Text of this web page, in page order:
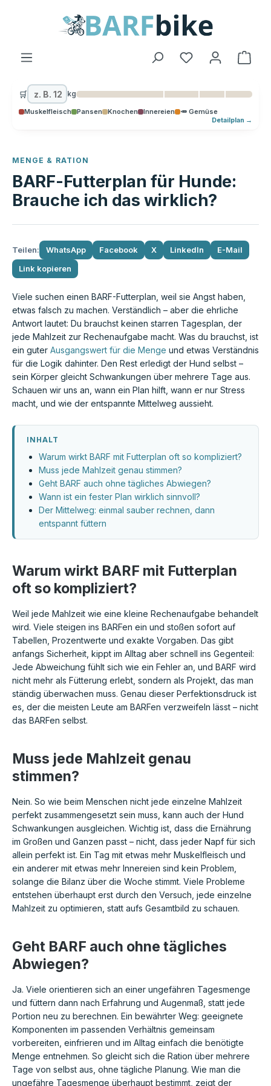
🛒 kg
Muskelfleisch Pansen Knochen Innereien 🥕 Gemüse
Detailplan →
MENGE & RATION
BARF-Futterplan für Hunde:
Brauche ich das wirklich?
Teilen: WhatsApp Facebook X LinkedIn
E-Mail
Link kopieren
Viele suchen einen BARF-Futterplan, weil sie Angst haben,
etwas falsch zu machen. Verständlich – aber die ehrliche
Antwort lautet: Du brauchst keinen starren Tagesplan, der
jede Mahlzeit zur Rechenaufgabe macht. Was du brauchst, ist
ein guter Ausgangswert für die Menge und etwas Verständnis
für die Logik dahinter. Den Rest erledigt der Hund selbst –
sein Körper gleicht Schwankungen über mehrere Tage aus.
Schauen wir uns an, wann ein Plan hilft, wann er nur Stress
macht, und wie der entspannte Mittelweg aussieht.
INHALT
Warum wirkt BARF mit Futterplan oft so kompliziert?
Muss jede Mahlzeit genau stimmen?
Geht BARF auch ohne tägliches Abwiegen?
Wann ist ein fester Plan wirklich sinnvoll?
Der Mittelweg: einmal sauber rechnen, dann
entspannt füttern
Warum wirkt BARF mit Futterplan
oft so kompliziert?
Weil jede Mahlzeit wie eine kleine Rechenaufgabe behandelt
wird. Viele steigen ins BARFen ein und stoßen sofort auf
Tabellen, Prozentwerte und exakte Vorgaben. Das gibt
anfangs Sicherheit, kippt im Alltag aber schnell ins Gegenteil:
Jede Abweichung fühlt sich wie ein Fehler an, und BARF wird
nicht mehr als Fütterung erlebt, sondern als Projekt, das man
ständig überwachen muss. Genau dieser Perfektionsdruck ist
es, der die meisten Leute am BARFen verzweifeln lässt – nicht
das BARFen selbst.
Muss jede Mahlzeit genau
stimmen?
Nein. So wie beim Menschen nicht jede einzelne Mahlzeit
perfekt zusammengesetzt sein muss, kann auch der Hund
Schwankungen ausgleichen. Wichtig ist, dass die Ernährung
im Großen und Ganzen passt – nicht, dass jeder Napf für sich
allein perfekt ist. Ein Tag mit etwas mehr Muskelfleisch und
ein anderer mit etwas mehr Innereien sind kein Problem,
solange die Bilanz über die Woche stimmt. Viele Probleme
entstehen überhaupt erst durch den Versuch, jede einzelne
Mahlzeit zu optimieren, statt aufs Gesamtbild zu schauen.
Geht BARF auch ohne tägliches
Abwiegen?
Ja. Viele orientieren sich an einer ungefähren Tagesmenge
und füttern dann nach Erfahrung und Augenmaß, statt jede
Portion neu zu berechnen. Ein bewährter Weg: geeignete
Komponenten im passenden Verhältnis gemeinsam
vorbereiten, einfrieren und im Alltag einfach die benötigte
Menge entnehmen. So gleicht sich die Ration über mehrere
Tage von selbst aus, ohne tägliche Planung. Wie man die
ungefähre Tagesmenge überhaupt bestimmt, zeigt der